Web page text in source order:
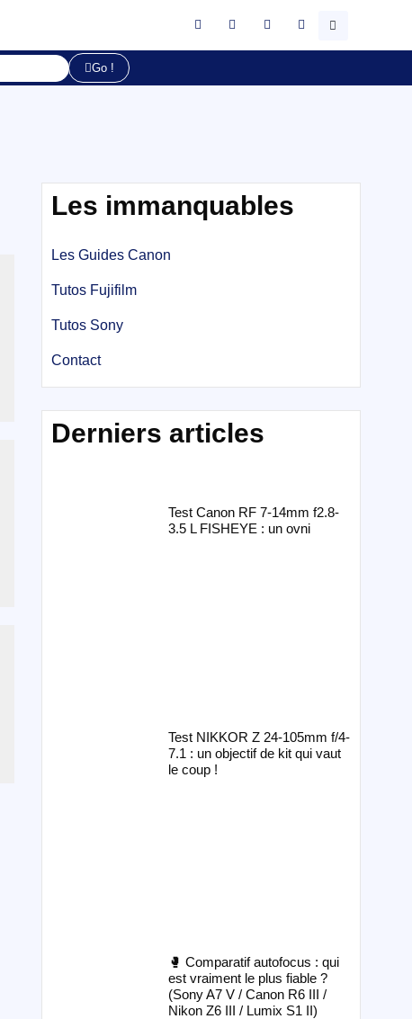
Go !
Les immanquables
Les Guides Canon
Tutos Fujifilm
Tutos Sony
Contact
Derniers articles
Test Canon RF 7-14mm f2.8-
3.5 L FISHEYE : un ovni
Test NIKKOR Z 24-105mm f/4-
7.1 : un objectif de kit qui vaut
le coup !
🥊 Comparatif autofocus : qui
est vraiment le plus fiable ?
(Sony A7 V / Canon R6 III /
Nikon Z6 III / Lumix S1 II)